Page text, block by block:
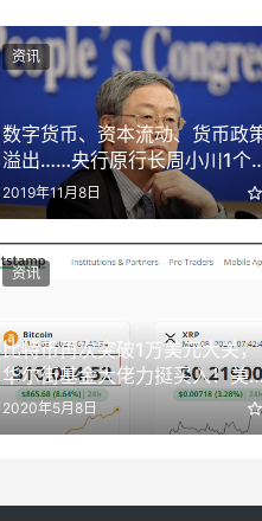
数字货币、资本流动、货币政
溢出……央行原行长周小川1个
时都说了啥？
2019年11月8日
资讯
比特币再次突破1万美元大关，
华尔街基金大佬力挺买入！美
区块链概念股集体上涨
2020年5月8日
资讯